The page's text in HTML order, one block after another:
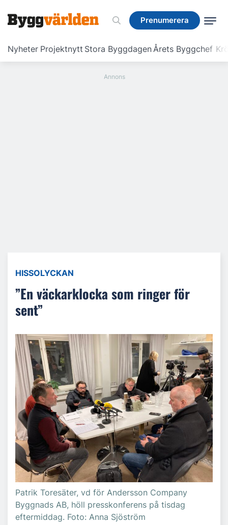
Prenumerera
Nyheter Projektnytt Stora ByggdagenÅrets Byggchef
Prenumerera
HISSOLYCKAN
”En väckarklocka som ringer för
sent”
Patrik Toresäter, vd för Andersson Company
Byggnads AB, höll presskonferens på tisdag
eftermiddag. Foto: Anna Sjöström